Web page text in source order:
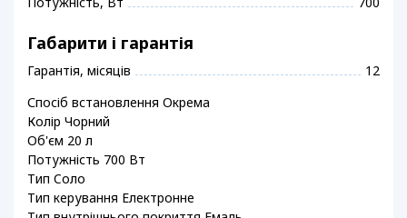
Габарити і гарантія
Гарантія, місяців
12
Спосіб встановлення Окрема
Колір Чорний
Об'єм 20 л
Потужність 700 Вт
Тип Cоло
Тип керування Електронне